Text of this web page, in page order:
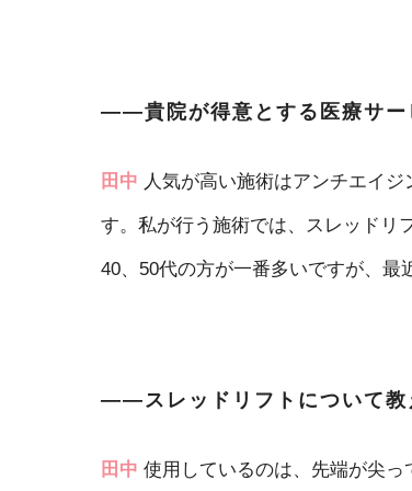
――貴院が得意とする医療サー
田中 人気が高い施術はアンチエイ
す。私が行う施術では、スレッドリ
40、50代の方が一番多いですが、最
――スレッドリフトについて教
田中 使用しているのは、先端が尖